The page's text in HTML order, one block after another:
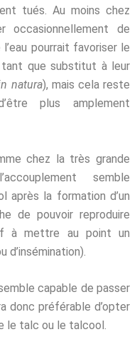
tués. Au moins chez
occasionnellement de
pourrait favoriser le
tant quesubstitut à leur
natura), mais cela reste
plus amplement
chez la très grande
l’accouplement semble
après la formation d’un
de pouvoir reproduire
à mettre au point un
capable de passer
donc préférable d’opter
le talc ou le talcool.